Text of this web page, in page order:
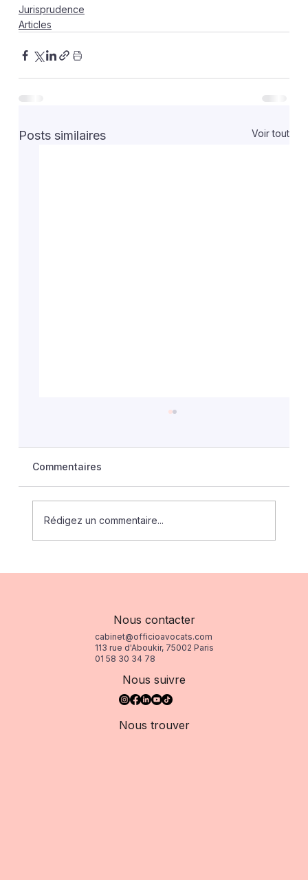
Jurisprudence
Articles
Posts similaires Voir tout
Le droit aux ARE des agents ayant
Commentaires
Rédigez un commentaire...
Nous contacter
cabinet@officioavocats.com
113 rue d'Aboukir, 75002 Paris
01 58 30 34 78
Nous trouver
Nous suivre